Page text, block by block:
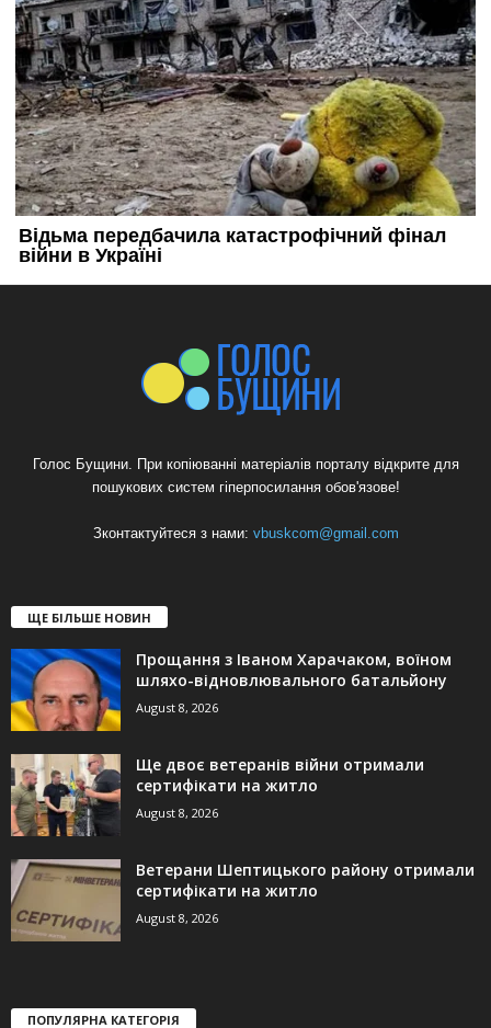
Голос Бущини. При копіюванні матеріалів порталу відкрите для
пошукових систем гіперпосилання обов'язове!
Зконтактуйтеся з нами: vbuskcom@gmail.com
ЩЕ БІЛЬШЕ НОВИН
Прощання з Іваном Харачаком, воїном
шляхо-відновлювального батальйону
August 8, 2026
Ще двоє ветеранів війни отримали
сертифікати на житло
August 8, 2026
Ветерани Шептицького району отримали
сертифікати на житло
August 8, 2026
ПОПУЛЯРНА КАТЕГОРІЯ